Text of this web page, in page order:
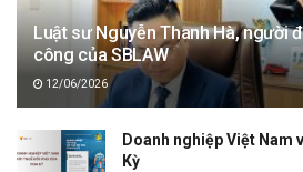
Luật sư Nguyễn Thanh Hà, người
công của SBLAW
12/06/2026
Doanh nghiệp Việt Nam
Kỳ